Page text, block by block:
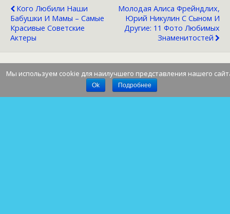
Кого Любили Наши
Бабушки И Мамы – Самые
Красивые Советские
Актеры
Молодая Алиса Фрейндлих,
Юрий Никулин С Сыном И
Другие: 11 Фото Любимых
Знаменитостей
Мы используем cookie для наилучшего представления нашего
Ok Подробнее
Наверх